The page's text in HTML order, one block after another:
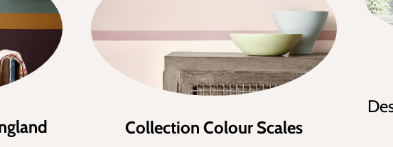
Collection Colour Scales